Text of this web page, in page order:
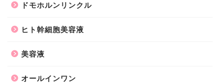
ドモホルンリンクル
ヒト幹細胞美容液
美容液
オールインワン